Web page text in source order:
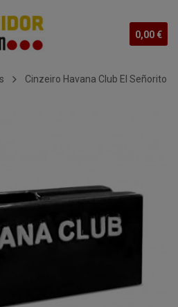
0,00 €
Cinzeiro Havana Club El Señorito